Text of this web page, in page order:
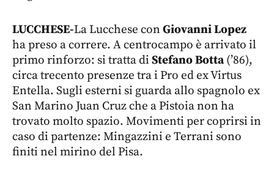
LUCCHESE-La Lucchese con Giovanni Lopez
ha preso a correre. A centrocampo è arrivato il
primo rinforzo: si tratta di Stefano Botta (’86),
circa trecento presenze tra i Pro ed ex Virtus
Entella. Sugli esterni si guarda allo spagnolo ex
San Marino Juan Cruz che a Pistoia non ha
trovato molto spazio. Movimenti per coprirsi in
caso di partenze: Mingazzini e Terrani sono
finiti nel mirino del Pisa.